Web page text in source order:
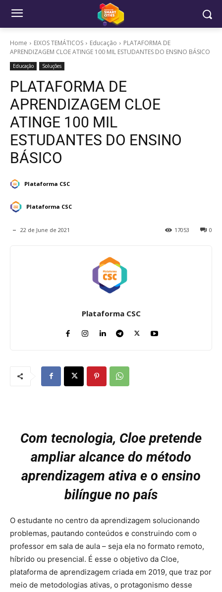
Home EIXOS TEMÁTICOS Educação
PLATAFORMA DE
APRENDIZAGEM CLOE ATINGE 100 MIL ESTUDANTES DO ENSINO BÁSICO
Educação Soluções
PLATAFORMA DE
APRENDIZAGEM CLOE
ATINGE 100 MIL
ESTUDANTES DO ENSINO
BÁSICO
Plataforma CSC
Plataforma CSC
22 de June de 2021 0
17053
Plataforma CSC
Com tecnologia, Cloe pretende
ampliar alcance do método
aprendizagem ativa e o ensino
bilíngue no país
O estudante no centro da aprendizagem solucionando
problemas, pautando conteúdos e construindo com o
professor em sala de aula – seja ela no formato remoto,
híbrido ou presencial. É esse o objetivo da Cloe,
plataforma de aprendizagem criada em 2019, que traz por
meio de metodologias ativas, o protagonismo desse